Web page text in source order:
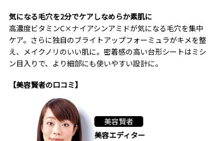
気になる毛穴を2分でケアしなめらか素肌に
高濃度ビタミンC×ナイアシンアミドが気になる毛穴を集中
ケア。さらに独自のブライトアップフォーミュラがキメを整
え、メイクノリのいい肌に。密着感の高い台形シートはミシ
ン目入りで、より細部にも使いやすい設計に。
【美容賢者の口コミ】
美容賢者
美容エディター